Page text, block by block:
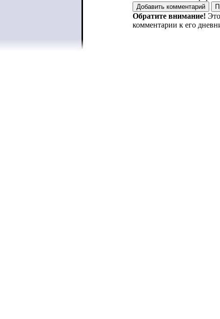
Обратите внимание!
комментарии к его